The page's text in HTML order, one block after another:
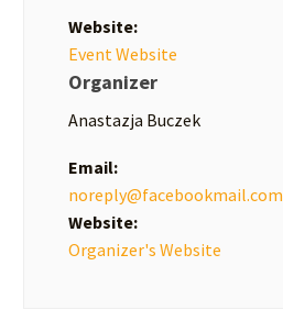
Website:
Event Website
Organizer
Anastazja Buczek
Email:
noreply@facebookmail.com
Website:
Organizer's Website